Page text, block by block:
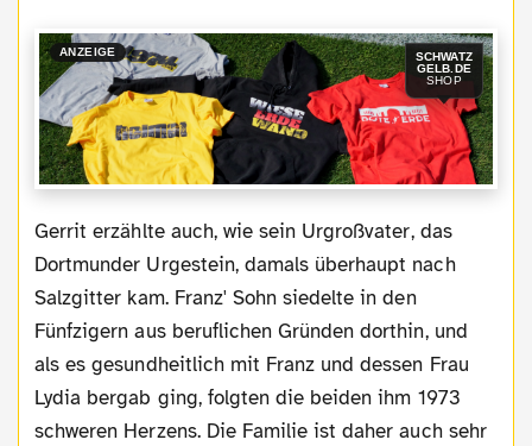
ANZEIGE
SCHWATZ
GELB.DE
SHOP
Gerrit erzählte auch, wie sein Urgroßvater, das
Dortmunder Urgestein, damals überhaupt nach
Salzgitter kam. Franz' Sohn siedelte in den
Fünfzigern aus beruflichen Gründen dorthin, und
als es gesundheitlich mit Franz und dessen Frau
Lydia bergab ging, folgten die beiden ihm 1973
schweren Herzens. Die Familie ist daher auch sehr